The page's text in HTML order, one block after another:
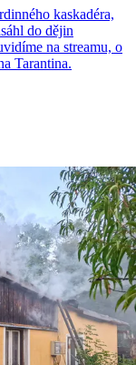
kaskadéra,
do dějin
na streamu, o
Tarantina.